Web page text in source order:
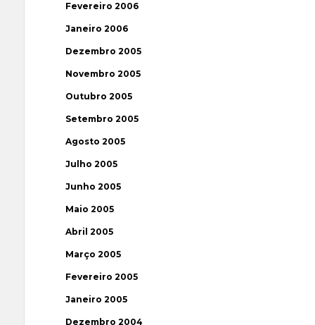
Fevereiro 2006
Janeiro 2006
Dezembro 2005
Novembro 2005
Outubro 2005
Setembro 2005
Agosto 2005
Julho 2005
Junho 2005
Maio 2005
Abril 2005
Março 2005
Fevereiro 2005
Janeiro 2005
Dezembro 2004